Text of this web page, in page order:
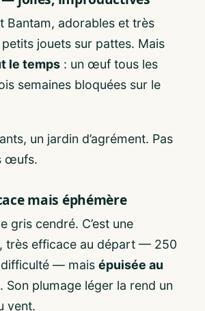
Bantam, adorables et très
jouets sur pattes. Mais
le temps : un œuf tous les
semaines bloquées sur le
un jardin d’agrément. Pas
œufs.
mais éphémère
gris cendré. C’est une
, très efficace au départ — 250
— mais épuisée au
. Son plumage léger la rend un
vent.